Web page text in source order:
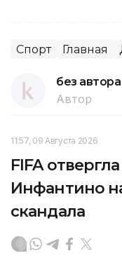
Спорт Главная
без автора
Автор
11:57, 09 Августа 2026
FIFA
Инфантино
скандала